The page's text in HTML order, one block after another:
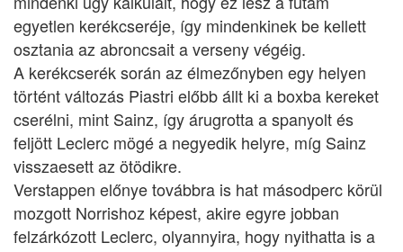
egyetlen kerékcseréje, így mindenkinek be kellett
osztania az abroncsait a verseny végéig.
A kerékcserék során az élmezőnyben egy helyen
történt változás Piastri előbb állt ki a boxba kereket
cserélni, mint Sainz, így árugrotta a spanyolt és
feljött Leclerc mögé a negyedik helyre, míg Sainz
visszaesett az ötödikre.
Verstappen előnye továbbra is hat másodperc körül
mozgott Norrishoz képest, akire egyre jobban
felzárkózott Leclerc, olyannyira, hogy nyithatta is a